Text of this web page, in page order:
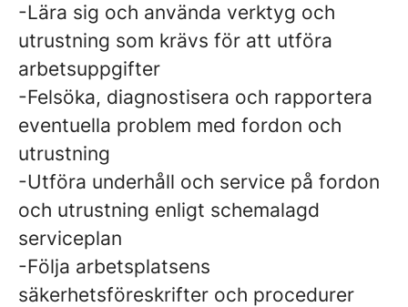
-Lära sig och använda verktyg och
utrustning som krävs för att utföra
arbetsuppgifter
-Felsöka, diagnostisera och rapportera
eventuella problem med fordon och
utrustning
-Utföra underhåll och service på fordon
och utrustning enligt schemalagd
serviceplan
-Följa arbetsplatsens
säkerhetsföreskrifter och procedurer